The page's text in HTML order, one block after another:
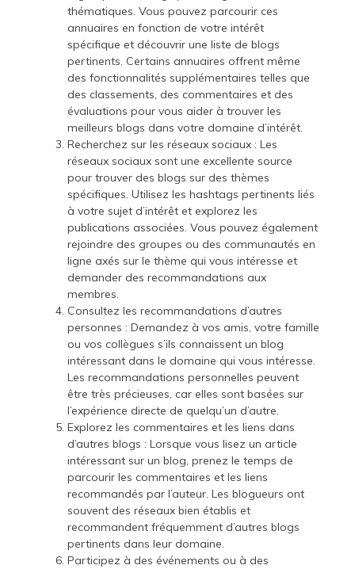
thématiques. Vous pouvez parcourir ces
annuaires en fonction de votre intérêt
spécifique et découvrir une liste de blogs
pertinents. Certains annuaires offrent même
des fonctionnalités supplémentaires telles que
des classements, des commentaires et des
évaluations pour vous aider à trouver les
meilleurs blogs dans votre domaine d’intérêt.
Recherchez sur les réseaux sociaux : Les
réseaux sociaux sont une excellente source
pour trouver des blogs sur des thèmes
spécifiques. Utilisez les hashtags pertinents liés
à votre sujet d’intérêt et explorez les
publications associées. Vous pouvez également
rejoindre des groupes ou des communautés en
ligne axés sur le thème qui vous intéresse et
demander des recommandations aux
membres.
Consultez les recommandations d’autres
personnes : Demandez à vos amis, votre famille
ou vos collègues s’ils connaissent un blog
intéressant dans le domaine qui vous intéresse.
Les recommandations personnelles peuvent
être très précieuses, car elles sont basées sur
l’expérience directe de quelqu’un d’autre.
Explorez les commentaires et les liens dans
d’autres blogs : Lorsque vous lisez un article
intéressant sur un blog, prenez le temps de
parcourir les commentaires et les liens
recommandés par l’auteur. Les blogueurs ont
souvent des réseaux bien établis et
recommandent fréquemment d’autres blogs
pertinents dans leur domaine.
Participez à des événements ou à des